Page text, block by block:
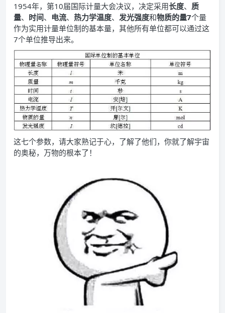
1954年，第10届国际计量大会决议，决定采用长度、 质
量、 时间、 电流、 热力学温度、 发光强度和物质的量7个量
作为实用计量单位制的基本量，其他所有单位都可以通过这
7个单位推导出来。
这七个参数，请大家熟记于心，了解了他们，你就了解宇宙
的奥秘，万物的根本了！